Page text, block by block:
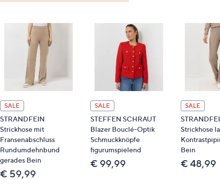
Rundhalsausschnitt
1/2-Arm
Glitzerdetails
Maße (Größe 38) & Passform
Länge: ca. 62 cm
figurumspielend
hüftumspielende Länge
Material
95 % Viskose, 5 % Elasthan
Pflege
SALE
STRANDFEIN
Strickhose mit
Fransenabschluss
Rundumdehnbund
gerades Bein
€ 59,99
SALE
STEFFEN SCHRAUT
Blazer Bouclé-Optik
Schmuckknöpfe
figurumspielend
€ 99,99
SALE
Strickhose
Bein
€ 48,99